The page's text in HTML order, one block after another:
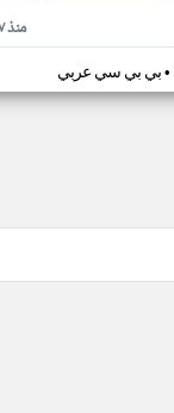
منذ ٧ أشهر
بي بي سي عربي•